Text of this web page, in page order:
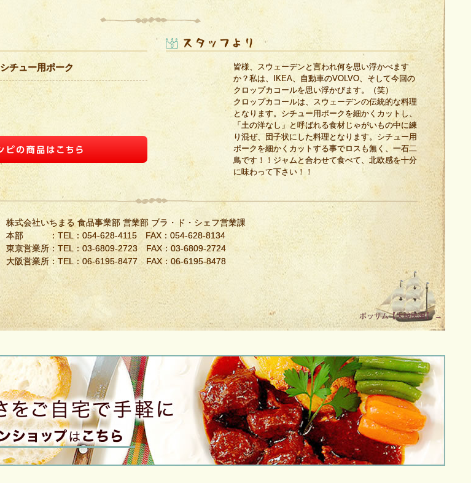
シチュー用ポーク
皆様、スウェーデンと言われ何を思い浮かべます
か？私は、IKEA、自動車のVOLVO、そして今回の
クロップカコールを思い浮かびます。（笑）
クロップカコールは、スウェーデンの伝統的な料理
となります。シチュー用ポークを細かくカットし、
「土の洋なし」と呼ばれる食材じゃがいもの中に練
り混ぜ、団子状にした料理となります。シチュー用
ポークを細かくカットする事でロスも無く、一石二
鳥です！！ジャムと合わせて食べて、北欧感を十分
に味わって下さい！！
株式会社いちまる 食品事業部 営業部 ブラ・ド・シェフ営業課
本部 ：TEL： 054-628-4115 FAX：054-628-8134
東京営業所：TEL： 03-6809-2723FAX：03-6809-2724
大阪営業所：TEL：06-6195-8477 FAX：06-6195-8478
ボッサム【大韓民国】→